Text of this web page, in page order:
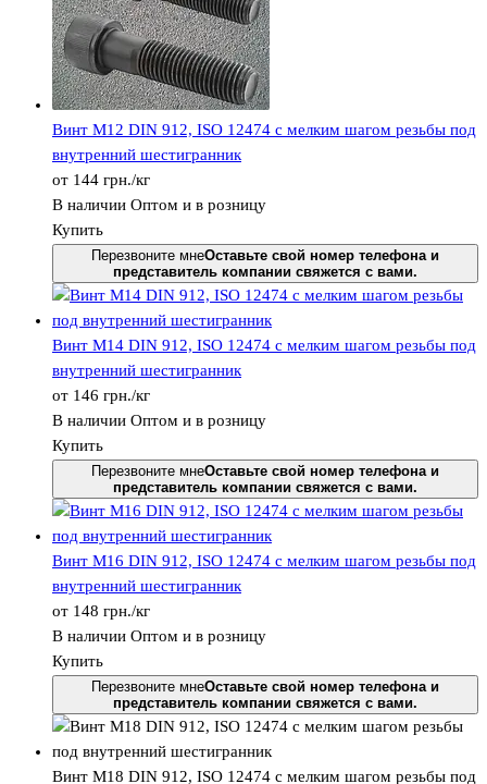
Винт М12 DIN 912, ISО 12474 с мелким шагом резьбы под
внутренний шестигранник
от 144 грн./кг
В наличии Оптом и в розницу
Купить
Перезвоните мнеОставьте свой номер телефона и
представитель компании свяжется с вами.
Винт М14 DIN 912, ISО 12474 с мелким шагом резьбы под
внутренний шестигранник
от 146 грн./кг
В наличии Оптом и в розницу
Купить
Перезвоните мнеОставьте свой номер телефона и
представитель компании свяжется с вами.
Винт М16 DIN 912, ISО 12474 с мелким шагом резьбы под
внутренний шестигранник
от 148 грн./кг
В наличии Оптом и в розницу
Купить
Перезвоните мнеОставьте свой номер телефона и
представитель компании свяжется с вами.
Винт М18 DIN 912, ISО 12474 с мелким шагом резьбы под